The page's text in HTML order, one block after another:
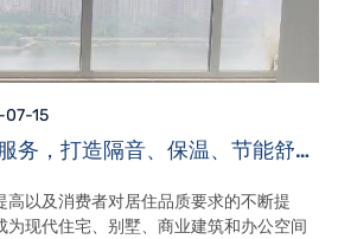
15
务，打造隔音、保温、节能舒适
高以及消费者对居住品质要求的不断提
为现代住宅、别墅、商业建筑和办公空间